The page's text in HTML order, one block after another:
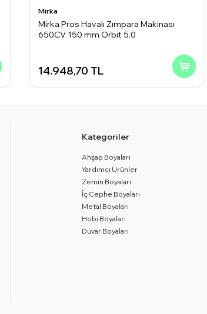
Mirka
Mirka Pros Havalı Zımpara Makinası
650CV 150 mm Orbit 5.0
14.948,70 TL
Kategoriler
Ahşap Boyaları
Yardımcı Ürünler
Zemin Boyaları
İç Cephe Boyaları
Metal Boyaları
Hobi Boyaları
Duvar Boyaları